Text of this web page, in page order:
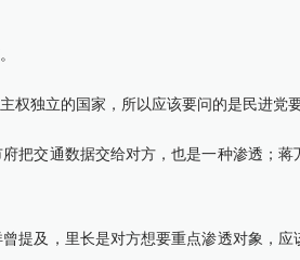
独立的国家，所以应该要问的是民进党要
交通数据交给对方，也是一种渗透；蒋
及，里长是对方想要重点渗透对象，应